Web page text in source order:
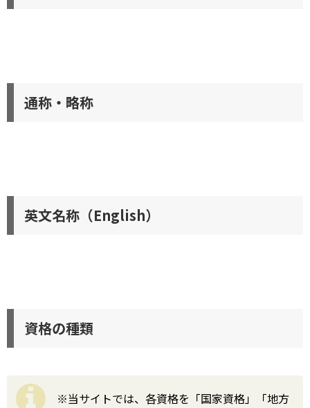
通称・略称
英文名称（English）
資格の種類
※当サイトでは、各資格を「国家資格」「地方